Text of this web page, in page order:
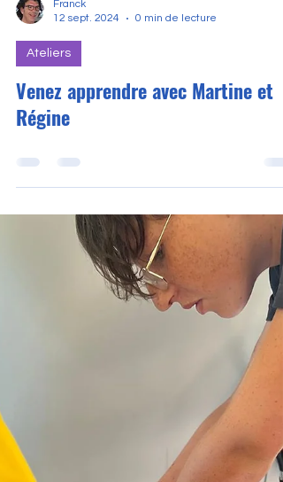
12 sept. 2024
Venez apprendre avec Martine et